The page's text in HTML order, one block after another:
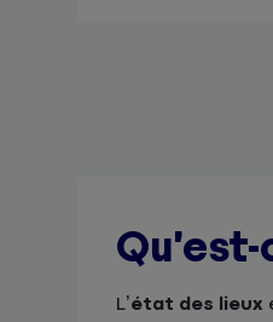
L’état des lieux